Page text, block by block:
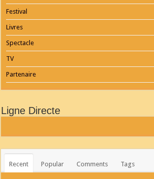
Festival
Livres
Spectacle
TV
Partenaire
Ligne Directe
Recent Popular Comments Tags